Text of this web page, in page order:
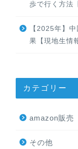
歩で行く方法
【2025年】
果【現地生情
カテゴリー
amazon販売
その他